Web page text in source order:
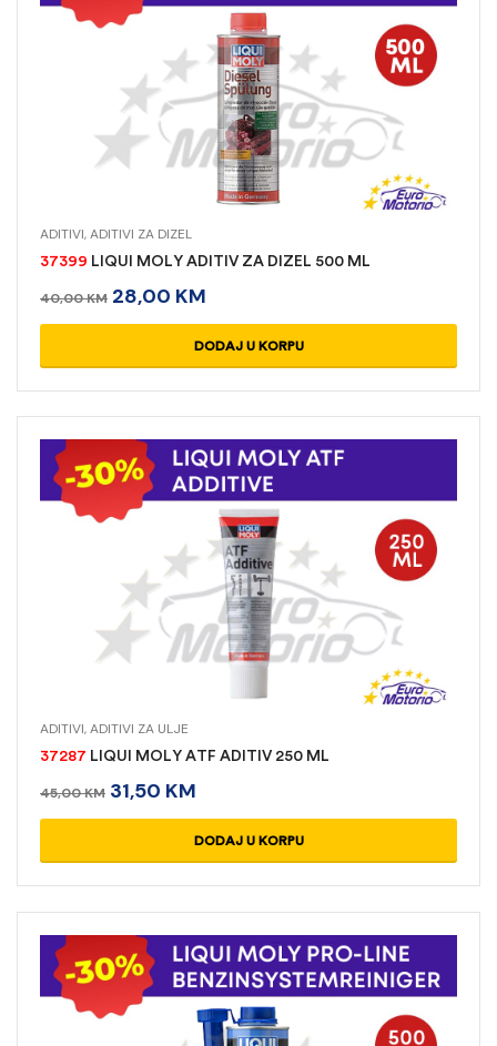
ADITIVI,ADITIVI ZA DIZEL
37399 LIQUI MOLY ADITIV ZA DIZEL 500 ML
40,00KM 28,00 KM
DODAJ U KORPU
ADITIVI,ADITIVI ZA ULJE
37287 LIQUI MOLY ATF ADITIV 250 ML
45,00KM 31,50 KM
DODAJ U KORPU